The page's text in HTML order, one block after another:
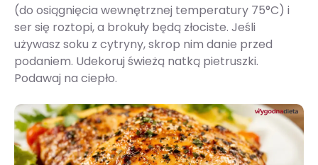
(do osiągnięcia wewnętrznej temperatury 75°C) i
ser się roztopi, a brokuły będą złociste. Jeśli
używasz soku z cytryny, skrop nim danie przed
podaniem. Udekoruj świeżą natką pietruszki.
Podawaj na ciepło.